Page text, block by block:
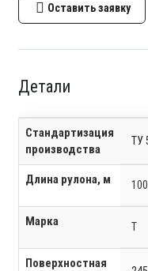
Оставить заявку
Детали
Стандартизация
производства
ТУ
Длина рулона, м 100
Марка Т
Поверхностная